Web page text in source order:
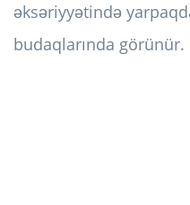
əksəriyyətində
budaqlarında görünür.